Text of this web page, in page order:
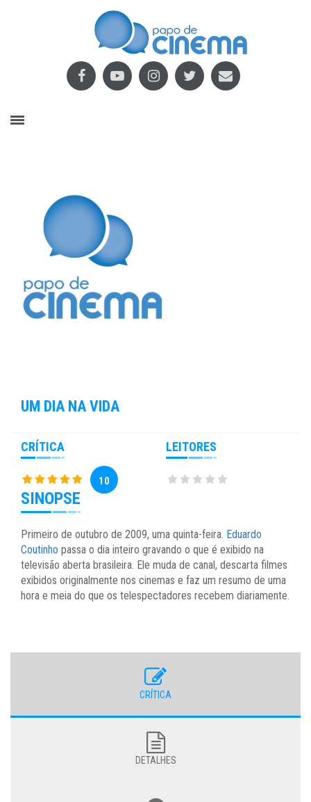
UM DIA NA VIDA
CRÍTICA
10
LEITORES
SINOPSE
Primeiro de outubro de 2009, uma quinta-feira. Eduardo
Coutinho passa o dia inteiro gravando o que é exibido na
televisão aberta brasileira. Ele muda de canal, descarta filmes
exibidos originalmente nos cinemas e faz um resumo de uma
hora e meia do que os telespectadores recebem diariamente.
CRÍTICA
DETALHES